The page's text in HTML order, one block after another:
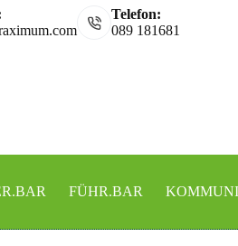
Telefon:
089 181681
FÜHR.BAR